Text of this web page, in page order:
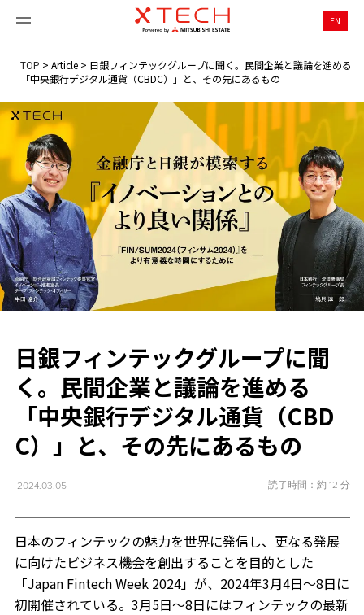
EN
TOP > Article > 日銀フィンテックグループに聞く。民間企業と議論を進める
「中央銀行デジタル通貨（CBDC）」と、その先にあるもの
日銀フィンテックグループに聞
く。民間企業と議論を進める
「中央銀行デジタル通貨（CBD
C）」と、その先にあるもの
2024.03.05 読了時間：約 12 分
日本のフィンテックの魅力を世界に発信し、更なる発展
に向けたビジネス機会を創出することを目的とした
「Japan Fintech Week 2024」が、2024年3月4日〜8日に
初開催されている。3月5日〜8日にはフィンテックの最新